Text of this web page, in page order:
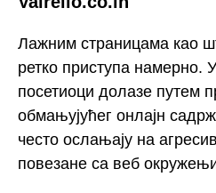
Лажним страницама као
ретко приступа намерно.
посетиоци долазе путем
обмањујућег онлајн
често ослањају на
повезане са веб